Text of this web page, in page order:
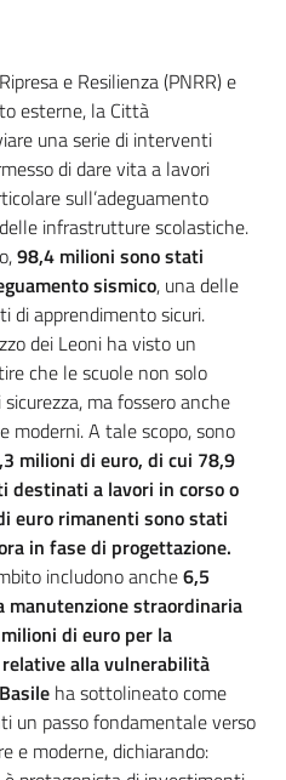
e Resilienza (PNRR) e
esterne, la Città
una serie di interventi
di dare vita a lavori
sull’adeguamento
infrastrutture scolastiche.
98,4 milioni sono stati
sismico, una delle
di apprendimento sicuri.
dei Leoni ha visto un
che le scuole non solo
ma fossero anche
moderni. A tale scopo, sono
milioni di euro, di cui 78,9
destinati a lavori in corso o
euro rimanenti sono stati
in fase di progettazione.
includono anche6,5
straordinaria
di euro per la
alla vulnerabilità
ha sottolineato come
un passo fondamentale verso
e moderne, dichiarando: